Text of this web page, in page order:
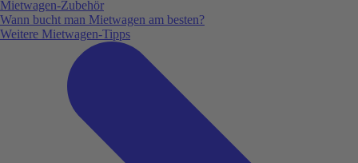
Mietwagen-Zubehör
Wann bucht man Mietwagen am besten?
Weitere Mietwagen-Tipps